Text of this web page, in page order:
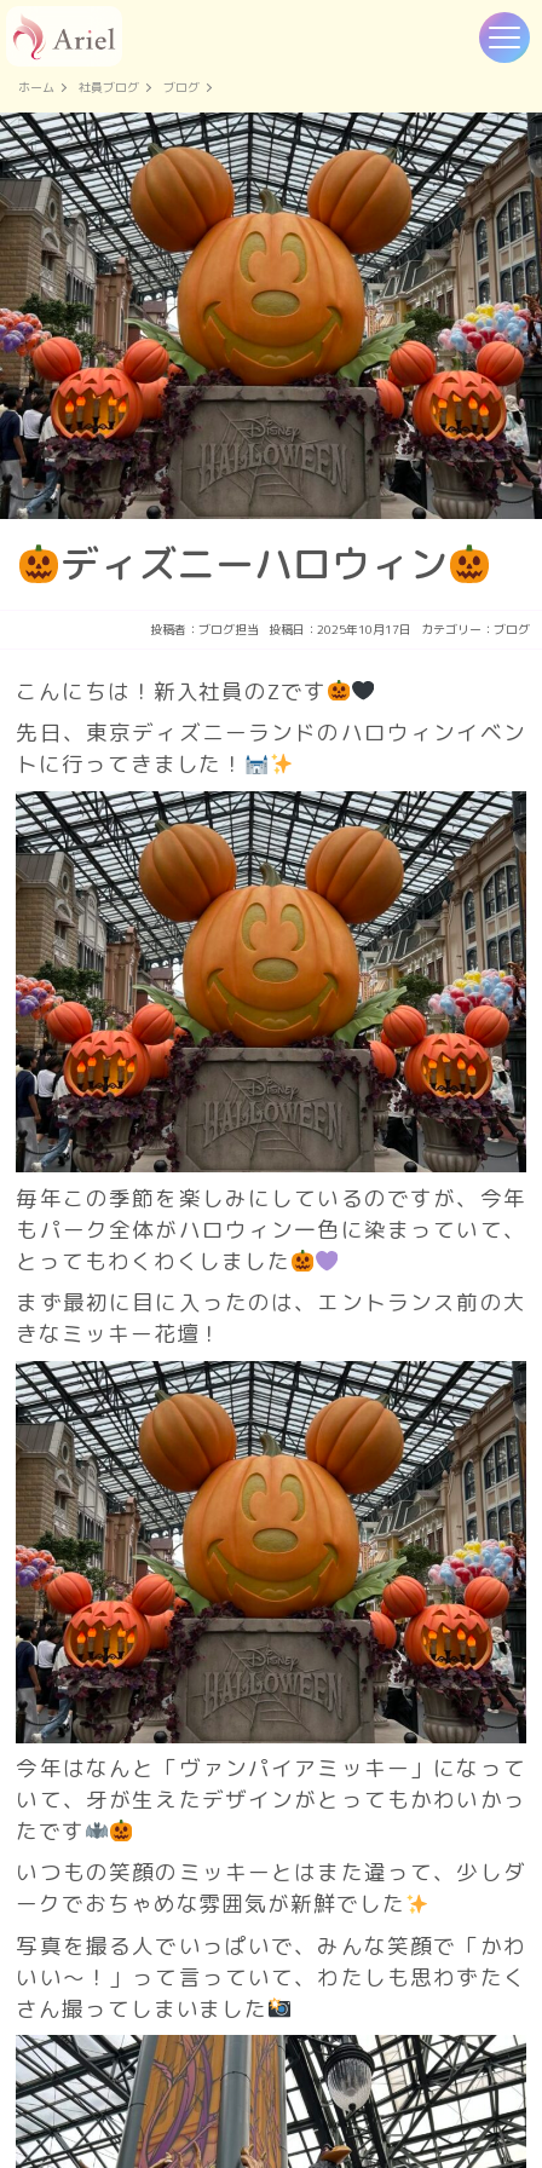
ホーム 社員ブログ ブログ
ディズニーハロウィン
投稿者： ブログ担当 投稿日：2025年10月17日 カテゴリー： ブログ
こんにちは！新入社員のZです
先日、東京ディズニーランドのハロウィンイベン
トに行ってきました！
毎年この季節を楽しみにしているのですが、今年
もパーク全体がハロウィン一色に染まっていて、
とってもわくわくしました
まず最初に目に入ったのは、エントランス前の大
きなミッキー花壇！
今年はなんと「ヴァンパイアミッキー」になって
いて、牙が生えたデザインがとってもかわいかっ
たです
いつもの笑顔のミッキーとはまた違って、少しダ
ークでおちゃめな雰囲気が新鮮でした
写真を撮る人でいっぱいで、みんな笑顔で「かわ
いい〜！」って言っていて、わたしも思わずたく
さん撮ってしまいました